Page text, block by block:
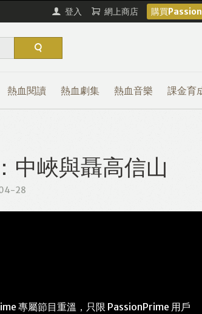
登入 網上商店 購買
熱血閱讀 熱血劇集 熱血音樂 課金育
中峽與聶高信山
28
專屬節目重溫，只限 PassionPrime 用戶